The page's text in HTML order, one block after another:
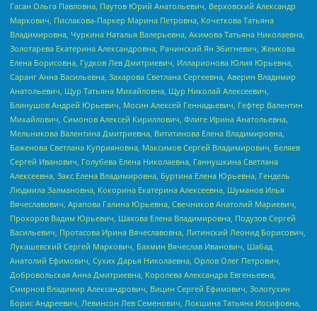
Гасан Ольга Павловна, Паутов Юрий Анатольевич, Верховский Александр
Маркович, Пислакова-Паркер Марина Петровна, Кочеткова Татьяна
Владимировна, Чуркина Наталья Валерьевна, Акимова Татьяна Николаевна,
Золотарева Екатерина Александровна, Рачинский Ян Збигневич, Жемкова
Елена Борисовна, Гудков Лев Дмитриевич, Илларионова Юлия Юрьевна,
Саранг Анна Васильевна, Захарова Светлана Сергеевна, Аверин Владимир
Анатольевич, Щур Татьяна Михайловна, Щур Николай Алексеевич,
Блинушов Андрей Юрьевич, Мосин Алексей Геннадьевич, Гефтер Валентин
Михайлович, Симонов Алексей Кириллович, Флиге Ирина Анатольевна,
Мельникова Валентина Дмитриевна, Вититинова Елена Владимировна,
Баженова Светлана Куприяновна, Максимов Сергей Владимирович, Беляев
Сергей Иванович, Голубева Елена Николаевна, Ганнушкина Светлана
Алексеевна, Закс Елена Владимировна, Буртина Елена Юрьевна, Гендель
Людмила Залмановна, Кокорина Екатерина Алексеевна, Шуманов Илья
Вячеславович, Арапова Галина Юрьевна, Свечников Анатолий Мариевич,
Прохоров Вадим Юрьевич, Шахова Елена Владимировна, Подузов Сергей
Васильевич, Протасова Ирина Вячеславовна, Литинский Леонид Борисович,
Лукашевский Сергей Маркович, Бахмин Вячеслав Иванович, Шабад
Анатолий Ефимович, Сухих Дарья Николаевна, Орлов Олег Петрович,
Добровольская Анна Дмитриевна, Королева Александра Евгеньевна,
Смирнов Владимир Александрович, Вицин Сергей Ефимович, Золотухин
Борис Андреевич, Левинсон Лев Семенович, Локшина Татьяна Иосифовна,